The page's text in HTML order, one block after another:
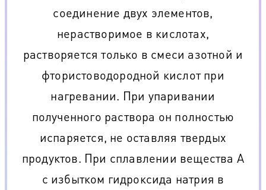
соединение двух элементов,
нерастворимое в кислотах,
растворяется только в смеси азотной и
фтористоводородной кислот при
нагревании. При упаривании
полученного раствора он полностью
испаряется, не оставляя твердых
продуктов. При сплавлении вещества А
с избытком гидроксида натрия в